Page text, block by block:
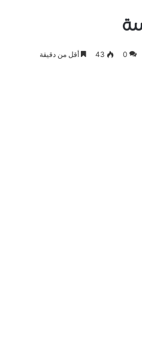
0
43 أقل من دقيقة